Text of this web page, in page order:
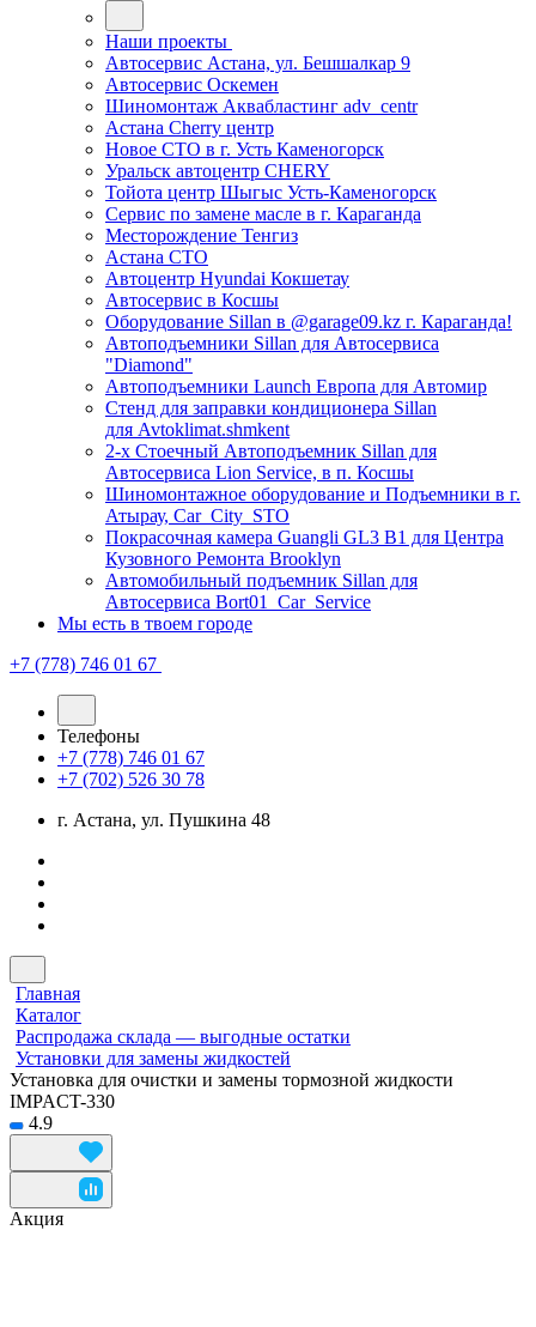
Наши проекты
Автосервис Астана, ул. Бешшалкар 9
Автосервис Оскемен
Шиномонтаж Аквабластинг adv_centr
Астана Cherry центр
Новое СТО в г. Усть Каменогорск
Уральск автоцентр CHERY
Тойота центр Шыгыс Усть-Каменогорск
Сервис по замене масле в г. Караганда
Месторождение Тенгиз
Астана СТО
Автоцентр Hyundai Кокшетау
Автосервис в Косшы
Оборудование Sillan в @garage09.kz г. Караганда!
Автоподъемники Sillan для Автосервиса
"Diamond"
Автоподъемники Launch Европа для Автомир
Стенд для заправки кондиционера Sillan
для Avtoklimat.shmkent
2-х Стоечный Автоподъемник Sillan для
Автосервиса Lion Service, в п. Косшы
Шиномонтажное оборудование и Подъемники в г.
Атырау, Car_City_STO
Покрасочная камера Guangli GL3 B1 для Центра
Кузовного Ремонта Brooklyn
Автомобильный подъемник Sillan для
Автосервиса Bort01_Car_Service
Мы есть в твоем городе
+7 (778) 746 01 67
Телефоны
+7 (778) 746 01 67
+7 (702) 526 30 78
г. Астана, ул. Пушкина 48
Главная
Каталог
Распродажа склада — выгодные остатки
Установки для замены жидкостей
Установка для очистки и замены тормозной жидкости
IMPACT-330
4.9
Акция